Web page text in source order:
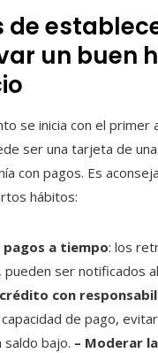
de
un buen
se inicia con el primer
ser una tarjeta de
con pagos. Es
hábitos:
pagos a tiempo: los
pueden ser notificados
con
de pago,
saldo bajo. – Moderar